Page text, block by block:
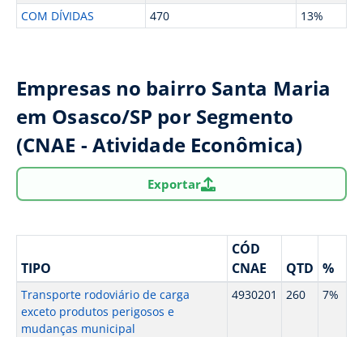
COM DÍVIDAS
470 13%
Empresas no bairro Santa Maria
em Osasco/SP por Segmento
(CNAE - Atividade Econômica)
Exportar
TIPO
CÓD
CNAE
QTD %
Transporte rodoviário de carga
exceto produtos perigosos e
mudanças municipal
4930201 260 7%